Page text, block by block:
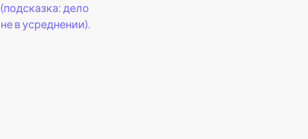
(подсказка: дело
не в усреднении).